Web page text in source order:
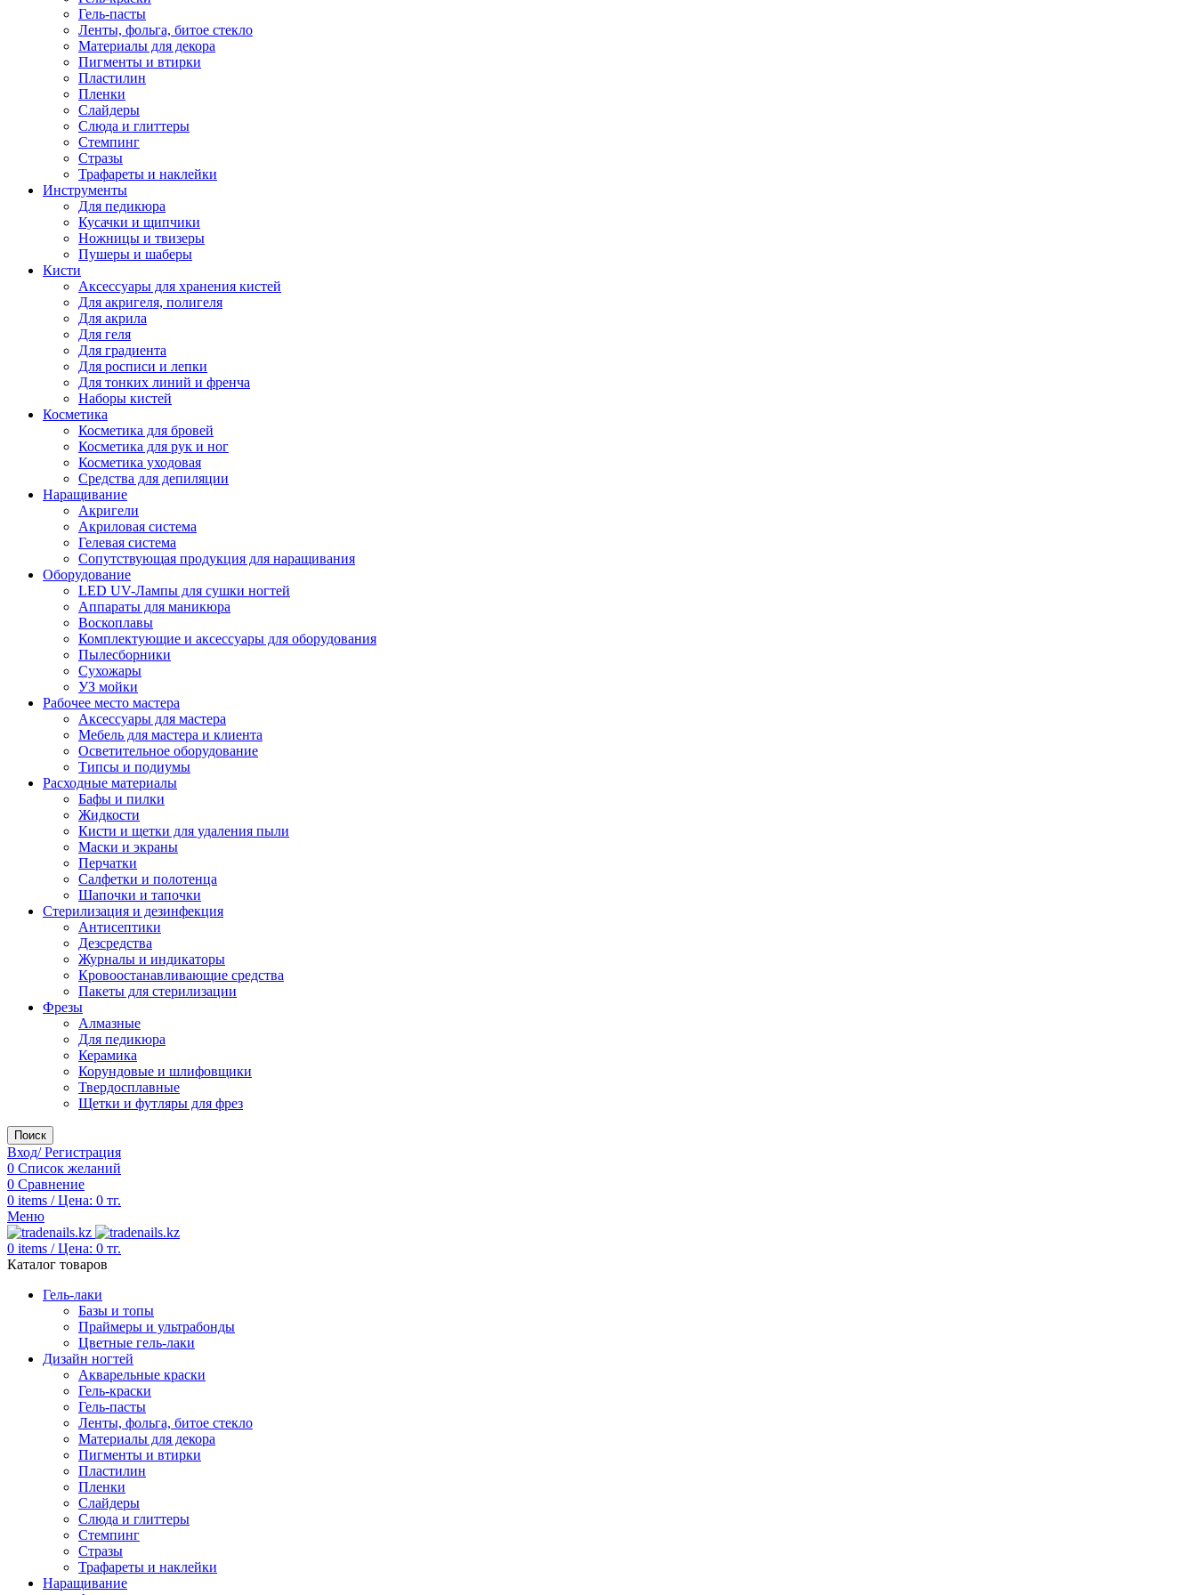
Гель-пасты
Ленты, фольга, битое стекло
Материалы для декора
Пигменты и втирки
Пластилин
Пленки
Слайдеры
Слюда и глиттеры
Стемпинг
Стразы
Трафареты и наклейки
Инструменты
Для педикюра
Кусачки и щипчики
Ножницы и твизеры
Пушеры и шаберы
Кисти
Аксессуары для хранения кистей
Для акригеля, полигеля
Для акрила
Для геля
Для градиента
Для росписи и лепки
Для тонких линий и френча
Наборы кистей
Косметика
Косметика для бровей
Косметика для рук и ног
Косметика уходовая
Средства для депиляции
Наращивание
Акригели
Акриловая система
Гелевая система
Сопутствующая продукция для наращивания
Оборудование
LED UV-Лампы для сушки ногтей
Аппараты для маникюра
Воскоплавы
Комплектующие и аксессуары для оборудования
Пылесборники
Сухожары
УЗ мойки
Рабочее место мастера
Аксессуары для мастера
Мебель для мастера и клиента
Осветительное оборудование
Типсы и подиумы
Расходные материалы
Бафы и пилки
Жидкости
Кисти и щетки для удаления пыли
Маски и экраны
Перчатки
Салфетки и полотенца
Шапочки и тапочки
Стерилизация и дезинфекция
Антисептики
Дезсредства
Журналы и индикаторы
Кровоостанавливающие средства
Пакеты для стерилизации
Фрезы
Алмазные
Для педикюра
Керамика
Корундовые и шлифовщики
Твердосплавные
Щетки и футляры для фрез
Поиск
Вход/ Регистрация
0 Список желаний
0 Сравнение
0 items / Цена: 0 тг.
Меню
0 items / Цена: 0 тг.
Каталог товаров
Гель-лаки
Базы и топы
Праймеры и ультрабонды
Цветные гель-лаки
Дизайн ногтей
Акварельные краски
Гель-краски
Гель-пасты
Ленты, фольга, битое стекло
Материалы для декора
Пигменты и втирки
Пластилин
Пленки
Слайдеры
Слюда и глиттеры
Стемпинг
Стразы
Трафареты и наклейки
Наращивание